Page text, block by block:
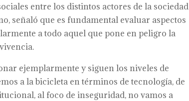
entre los distintos actores de la sociedad
señaló que es fundamental evaluar aspectos
a todo aquel que pone en peligro la
ejemplarmente y siguen los niveles de
a la bicicleta en términos de tecnología, de
al foco de inseguridad, no vamos a